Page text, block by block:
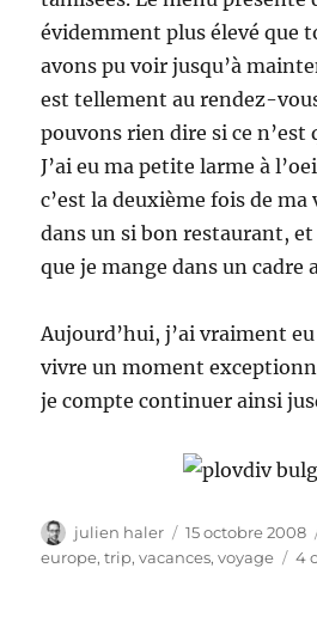
évidemment plus élevé que
avons pu voir jusqu’à
est tellement au rendez-
pouvons rien dire si ce n’est
J’ai eu ma petite larme à
c’est la deuxième fois de ma
dans un si bon restaurant,
que je mange dans un cadre
Aujourd’hui, j’ai vraiment
vivre un moment
je compte continuer ainsi
Auteur
julien haler
Publié
le
15 octobre 2008
europe,trip,vacances,voyage 4